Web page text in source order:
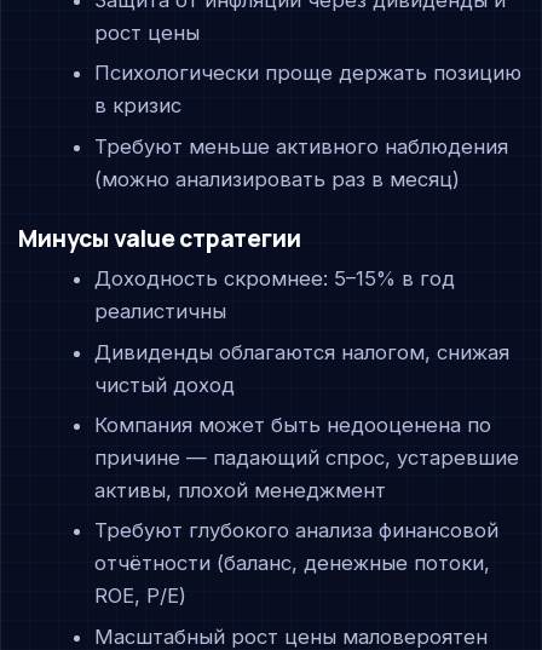
рост цены
Психологически проще держать позицию
в кризис
Требуют меньше активного наблюдения
(можно анализировать раз в месяц)
Минусы value стратегии
Доходность скромнее: 5–15% в год
реалистичны
Дивиденды облагаются налогом, снижая
чистый доход
Компания может быть недооценена по
причине — падающий спрос, устаревшие
активы, плохой менеджмент
Требуют глубокого анализа финансовой
отчётности (баланс, денежные потоки,
ROE, P/E)
Масштабный рост цены маловероятен